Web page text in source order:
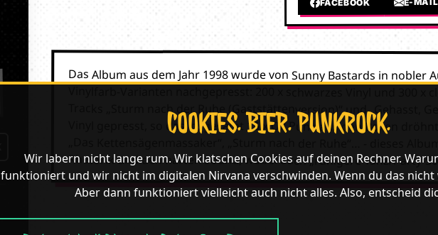
FACEBOOK
Das Album aus dem Jahr 1998 wurde von Sunny Bastards in
Vinylfarb-Varianten nachgepresst: 200 x schwarzes Vinyl und 300 x
Tracks „Sturm nach der Ruhe (Gaststättenversion)“ und „Gehasst,
Vinyl gepresst, so das insgesamt 15 x Oi! Punk aus den Boxen dröhnt!
„Das Kettensägenmassaker“, „Sturm nach der Ruhe“… - dieses Album
Rhetorik und den harten Sound, wobei auch „ruhigere Tanz/Party-
COOKIES. BIER. PUNKROCK.
Wir labern nicht lange rum. Wir klatschen Cookies auf deinen Rechner.
funktioniert und wir nicht im digitalen Nirvana verschwinden. Wenn du das nicht
Aber dann funktioniert vielleicht auch nicht alles. Also, entscheid